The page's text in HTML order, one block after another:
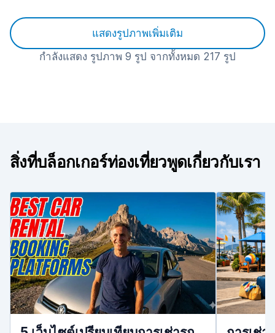
กำลังแสดง รูปภาพ 9 รูป จากทั้งหมด 217 รูป
แสดงรูปภาพเพิ่มเติม
สิ่งที่บล็อกเกอร์ท่องเที่ยวพูดเกี่ยวกับเรา